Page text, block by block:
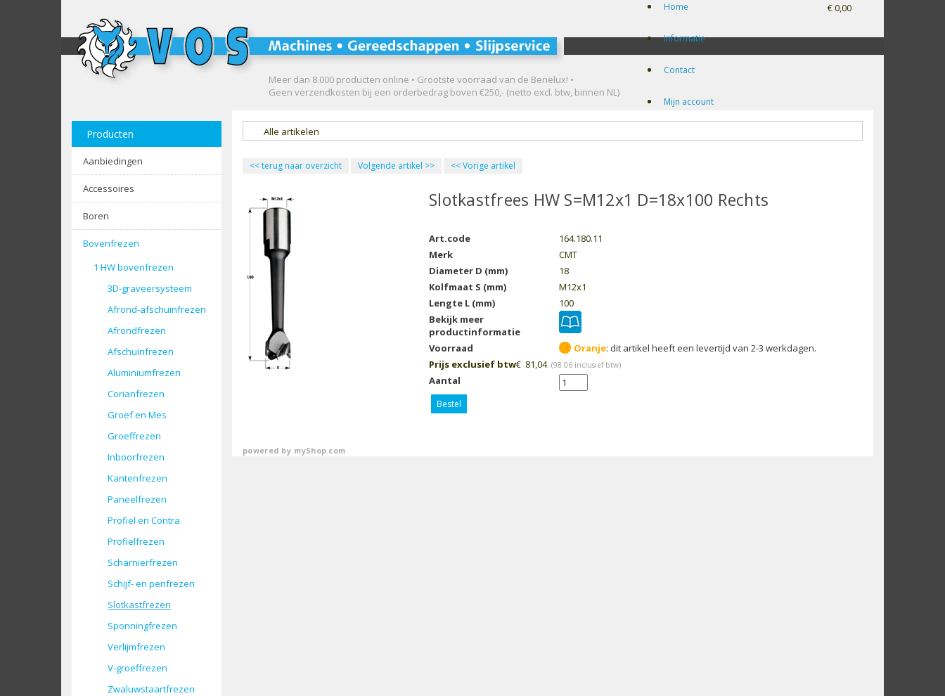
Meer dan 8.000 producten online • Grootste voorraad van de Benelux! •
Geen verzendkosten bij een orderbedrag boven €250,- (netto excl. btw, binnen NL)
€ 0,00
Home
Informatie
Contact
Mijn account
Producten
Aanbiedingen
Accessoires
Boren
Bovenfrezen
1 HW bovenfrezen
3D-graveersysteem
Afrond-afschuinfrezen
Afrondfrezen
Afschuinfrezen
Aluminiumfrezen
Corianfrezen
Groef en Mes
Groeffrezen
Inboorfrezen
Kantenfrezen
Paneelfrezen
Profiel en Contra
Profielfrezen
Scharnierfrezen
Schijf- en penfrezen
Slotkastfrezen
Sponningfrezen
Verlijmfrezen
V-groeffrezen
Zwaluwstaartfrezen
Alle artikelen
<<terug naar overzicht Volgende artikel >> <<Vorige artikel
Slotkastfrees HW S=M12x1 D=18x100 Rechts
Art.code
164.180.11
Merk
CMT
Diameter D (mm)
18
Kolfmaat S (mm)
M12x1
Lengte L (mm)
100
Bekijk meer
productinformatie
Voorraad
Oranje
Prijs exclusief btw€ 81,04 (98.06 inclusief btw)
Aantal
Bestel
powered by myShop.com